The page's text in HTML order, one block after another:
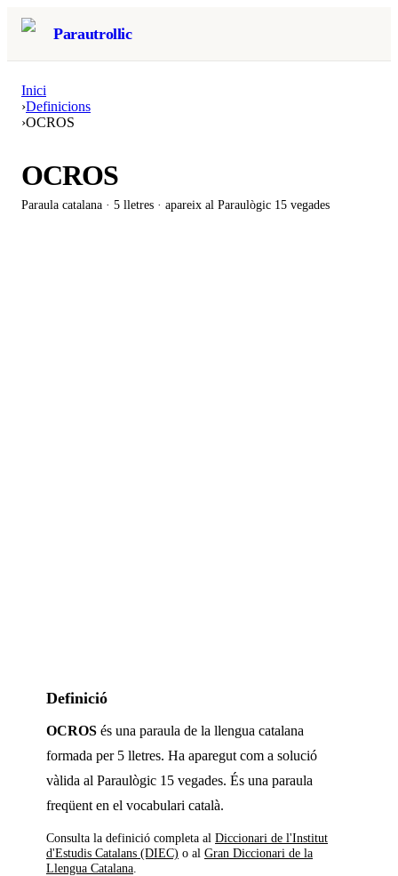
Parautrollic
Inici
›Definicions
›OCROS
OCROS
Paraula catalana · 5 lletres · apareix al Paraulògic 15 vegades
Definició
OCROS és una paraula de la llengua catalana
formada per 5 lletres. Ha aparegut com a solució
vàlida al Paraulògic 15 vegades. És una paraula
freqüent en el vocabulari català.
Consulta la definició completa al Diccionari de l'Institut
d'Estudis Catalans (DIEC) o al Gran Diccionari de la
Llengua Catalana